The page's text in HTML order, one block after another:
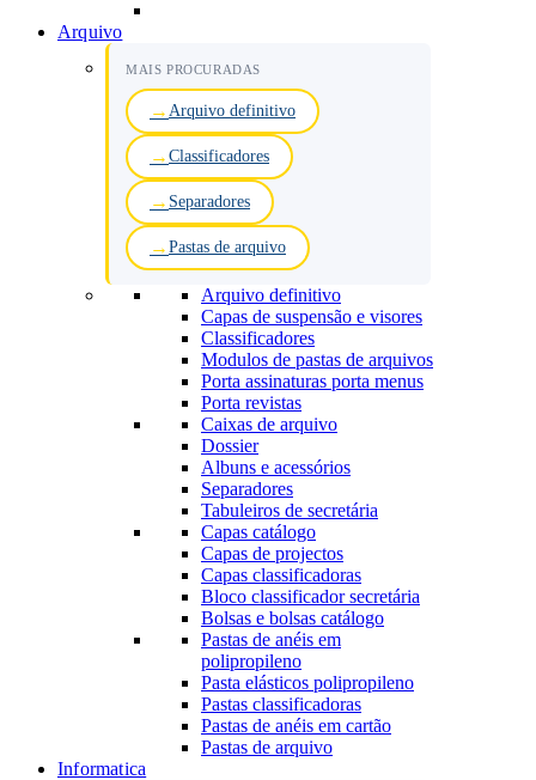
Arquivo
MAIS PROCURADAS
Arquivo definitivo
Classificadores
Separadores
Pastas de arquivo
Arquivo definitivo
Capas de suspensão e visores
Classificadores
Modulos de pastas de arquivos
Porta assinaturas porta menus
Porta revistas
Caixas de arquivo
Dossier
Albuns e acessórios
Separadores
Tabuleiros de secretária
Capas catálogo
Capas de projectos
Capas classificadoras
Bloco classificador secretária
Bolsas e bolsas catálogo
Pastas de anéis em
polipropileno
Pasta elásticos polipropileno
Pastas classificadoras
Pastas de anéis em cartão
Pastas de arquivo
Informatica